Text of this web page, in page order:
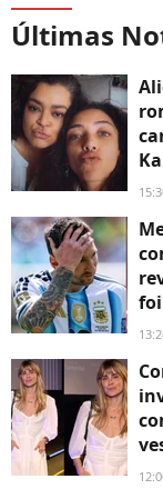
Últimas